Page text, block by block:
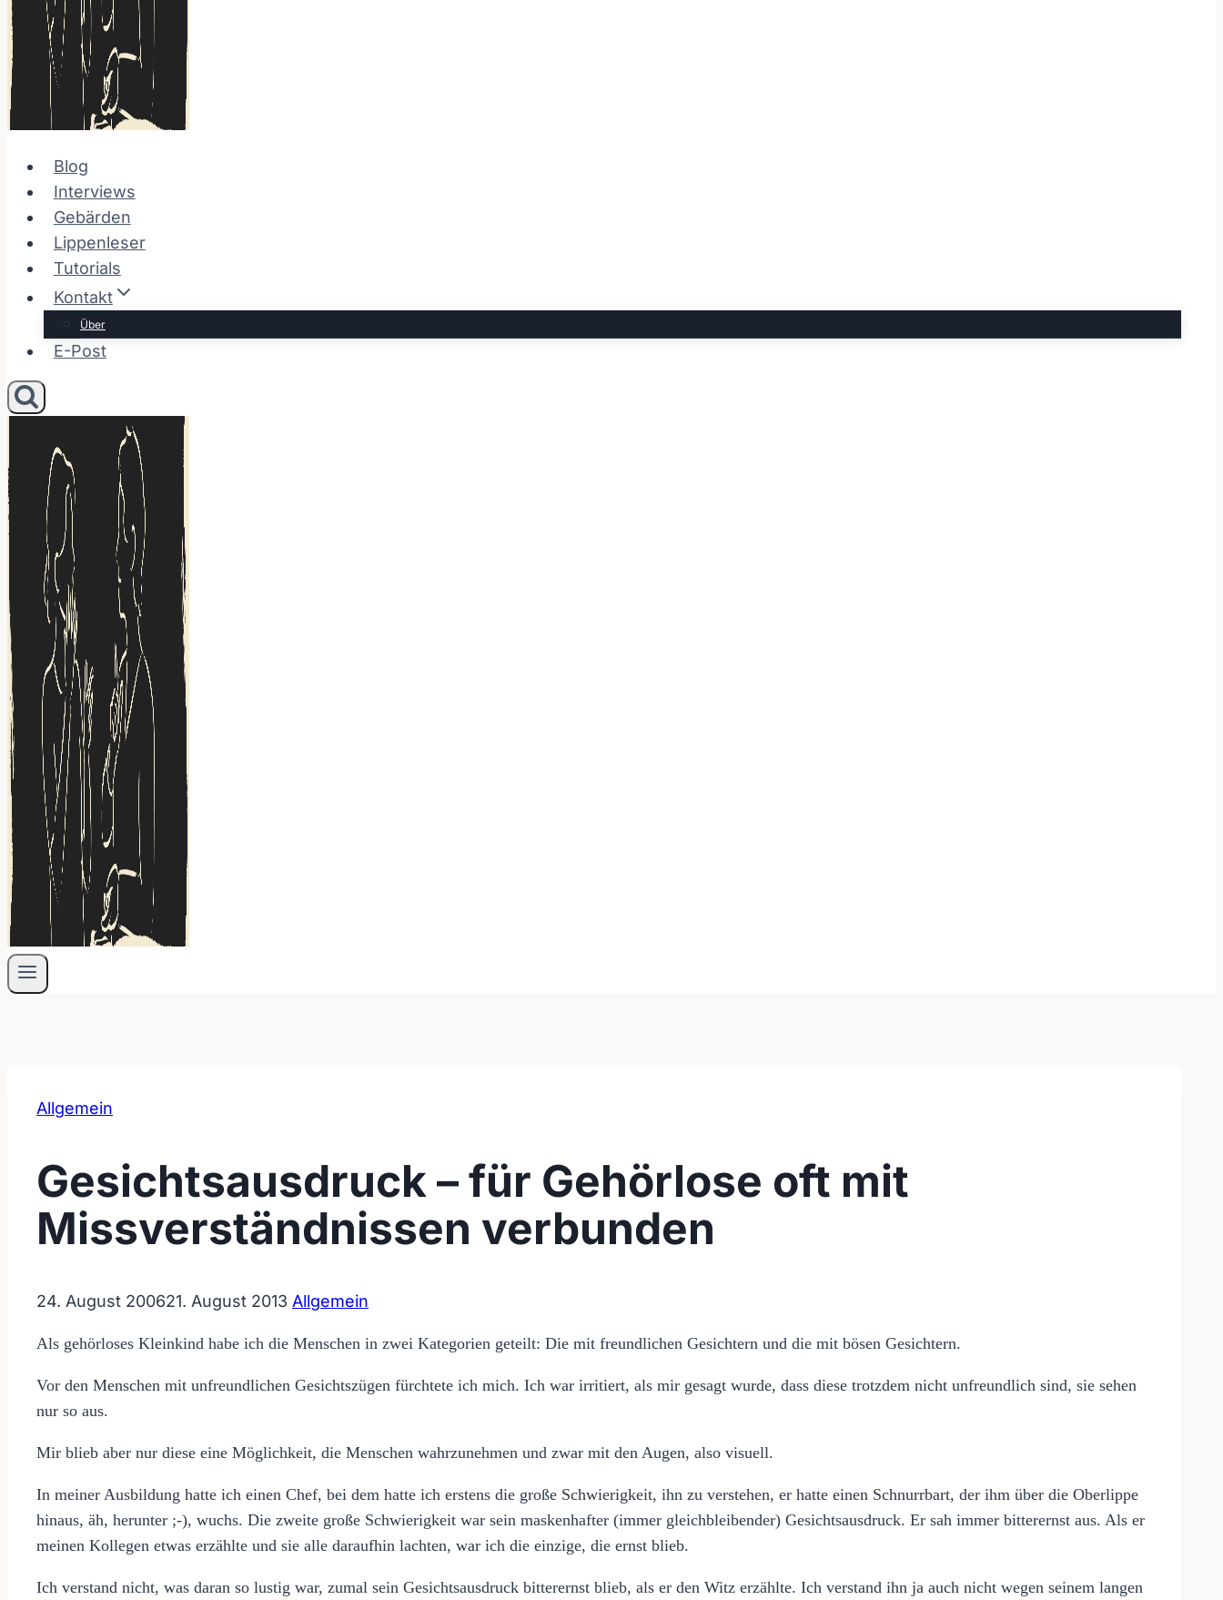
Blog
Interviews
Gebärden
Lippenleser
Tutorials
Kontakt
Über
E-Post
Allgemein
Gesichtsausdruck – für Gehörlose oft mit
Missverständnissen verbunden
24. August 200621. August 2013 Allgemein
Als gehörloses Kleinkind habe ich die Menschen in zwei Kategorien geteilt: Die mit freundlichen Gesichtern und die mit bösen Gesichtern.
Vor den Menschen mit unfreundlichen Gesichtszügen fürchtete ich mich. Ich war irritiert, als mir gesagt wurde, dass diese trotzdem nicht unfreundlich sind, sie sehen
nur so aus.
Mir blieb aber nur diese eine Möglichkeit, die Menschen wahrzunehmen und zwar mit den Augen, also visuell.
In meiner Ausbildung hatte ich einen Chef, bei dem hatte ich erstens die große Schwierigkeit, ihn zu verstehen, er hatte einen Schnurrbart, der ihm über die Oberlippe
hinaus, äh, herunter ;-), wuchs. Die zweite große Schwierigkeit war sein maskenhafter (immer gleichbleibender) Gesichtsausdruck. Er sah immer bitterernst aus. Als er
meinen Kollegen etwas erzählte und sie alle daraufhin lachten, war ich die einzige, die ernst blieb.
Ich verstand nicht, was daran so lustig war, zumal sein Gesichtsausdruck bitterernst blieb, als er den Witz erzählte. Ich verstand ihn ja auch nicht wegen seinem langen